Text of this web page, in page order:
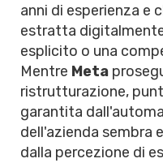
anni di esperienza e
estratta
esplicito o una
Mentre Meta
ristrutturazione,
garantita
dell'azienda sembra
dalla percezione di